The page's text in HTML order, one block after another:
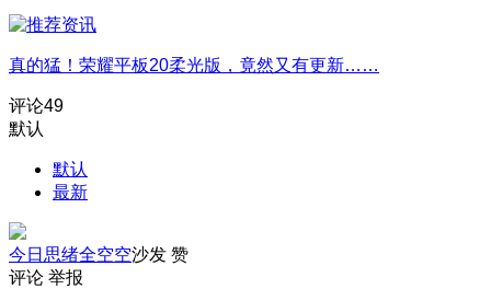
真的猛！荣耀平板20柔光版，竟然又有更新……
评论49
默认
默认
最新
今日思绪全空空沙发 赞
评论 举报